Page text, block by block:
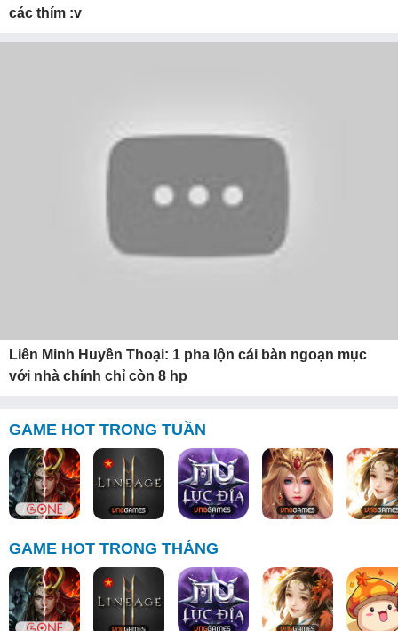
các thím :v
Liên Minh Huyền Thoại: 1 pha lộn cái bàn ngoạn mục
với nhà chính chỉ còn 8 hp
GAME HOT TRONG TUẦN
GAME HOT TRONG THÁNG